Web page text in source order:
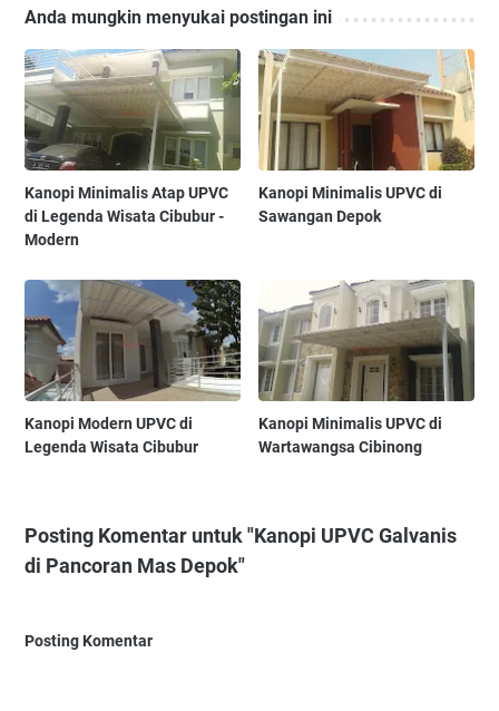
Anda mungkin menyukai postingan ini
Kanopi Minimalis Atap UPVC
di Legenda Wisata Cibubur -
Modern
Kanopi Minimalis UPVC di
Sawangan Depok
Kanopi Modern UPVC di
Legenda Wisata Cibubur
Kanopi Minimalis UPVC di
Wartawangsa Cibinong
Posting Komentar untuk "Kanopi UPVC Galvanis
di Pancoran Mas Depok"
Posting Komentar